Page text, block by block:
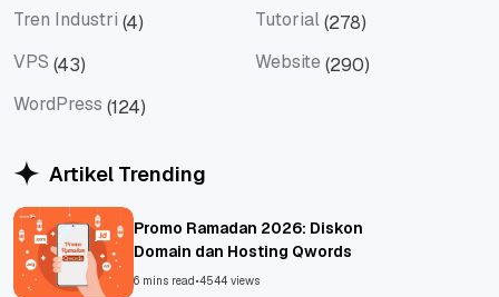
Tren Industri (4) Tutorial(278)
VPS (43) Website (290)
WordPress (124)
Artikel Trending
Promo Ramadan 2026: Diskon
Domain dan Hosting Qwords
6 mins read•4544 views